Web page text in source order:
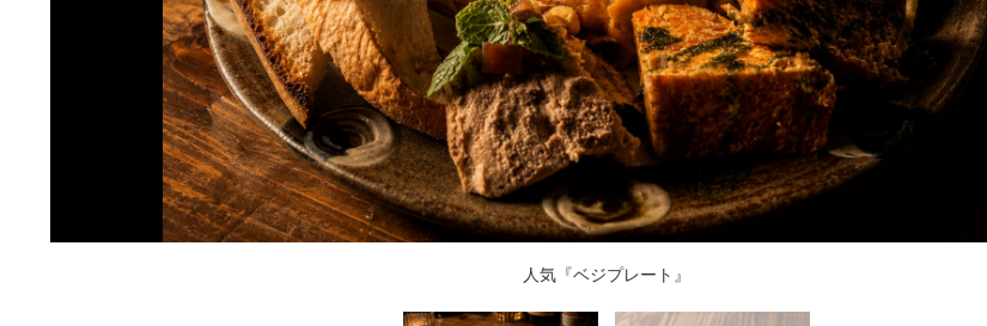
人気『ベジプレート』
名物 『炭火焼ロールキャベツ』